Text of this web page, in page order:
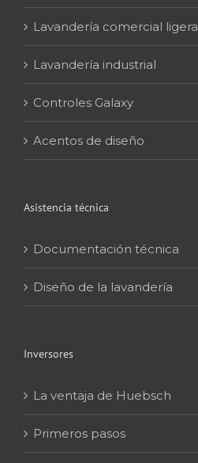
Lavandería comercial ligera
Lavandería industrial
Controles Galaxy
Acentos de diseño
Asistencia técnica
Documentación técnica
Diseño de la lavandería
Inversores
La ventaja de Huebsch
Primeros pasos